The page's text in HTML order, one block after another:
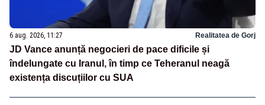
6 aug. 2026, 11:27 Realitatea de Gorj
JD Vance anunță negocieri de pace dificile și
îndelungate cu Iranul, în timp ce Teheranul neagă
existența discuțiilor cu SUA